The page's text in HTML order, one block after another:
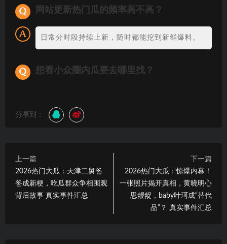
网站更新热门瓜的频率高不高？
日常分时段持续上新，随时都能挖到新鲜爆料。
想看小众圈内瓜要去哪里找？
分享到：
上一篇
2026热门大瓜：天津二舅爸
爸成新梗，吃瓜群众争相围观
背后故事 真实事件汇总
下一篇
2026热门大瓜：惊爆内幕！
一张照片揭开真相，黄晓明心
思龌龊，baby叶珂成“替代
品”？ 真实事件汇总